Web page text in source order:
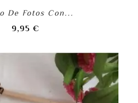
De Fotos Con...
9,95 €